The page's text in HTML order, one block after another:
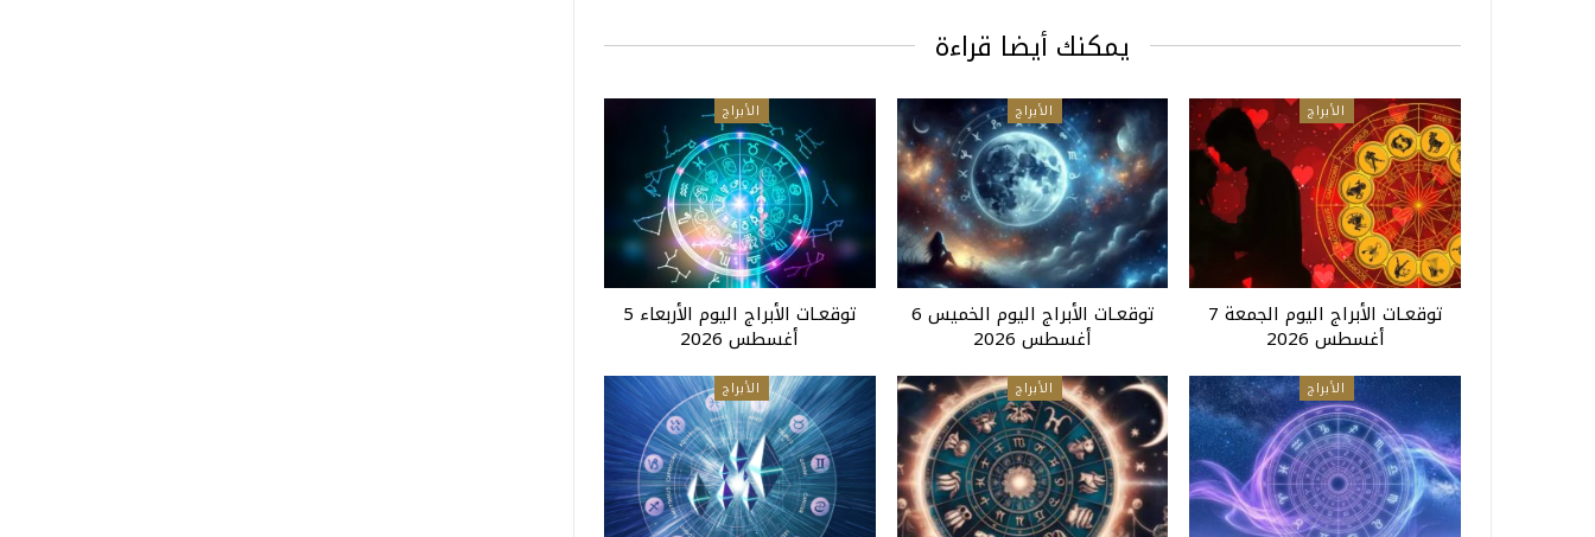
يمكنك أيضا قراءة
الأبراج
توقعـات الأبراج اليوم الجمعة 7
أغسطس 2026
الأبراج
توقعـات الأبراج اليوم الخميس 6
أغسطس 2026
الأبراج
توقعـات الأبراج اليوم الأربعاء 5
أغسطس 2026
الأبراج الأبراج الأبراج